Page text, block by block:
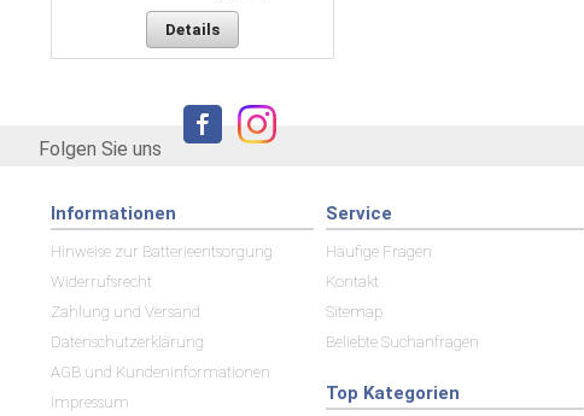
Details
Folgen Sie uns
Informationen
Hinweise zur Batterieentsorgung
Widerrufsrecht
Zahlung und Versand
Datenschutzerklärung
AGB und Kundeninformationen
Impressum
Service
Häufige Fragen
Kontakt
Sitemap
Beliebte Suchanfragen
Top Kategorien